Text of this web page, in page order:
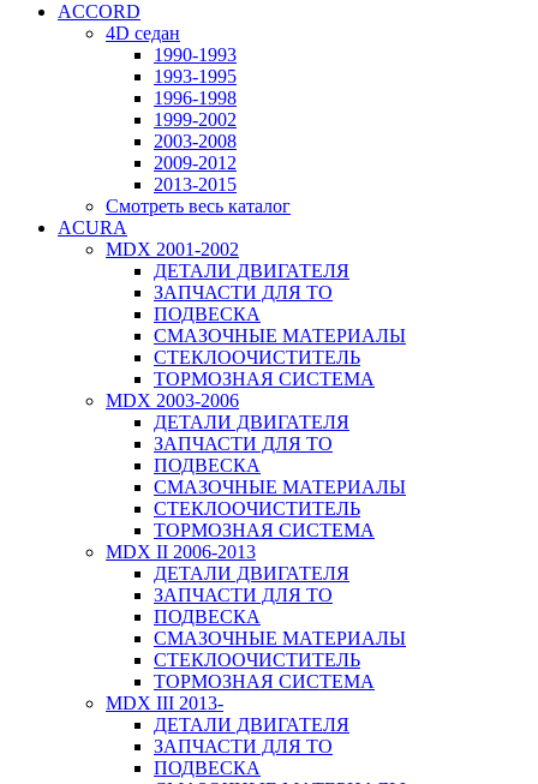
ACCORD
4D седан
1990-1993
1993-1995
1996-1998
1999-2002
2003-2008
2009-2012
2013-2015
Смотреть весь каталог
ACURA
MDX 2001-2002
ДЕТАЛИ ДВИГАТЕЛЯ
ЗАПЧАСТИ ДЛЯ ТО
ПОДВЕСКА
СМАЗОЧНЫЕ МАТЕРИАЛЫ
СТЕКЛООЧИСТИТЕЛЬ
ТОРМОЗНАЯ СИСТЕМА
MDX 2003-2006
ДЕТАЛИ ДВИГАТЕЛЯ
ЗАПЧАСТИ ДЛЯ ТО
ПОДВЕСКА
СМАЗОЧНЫЕ МАТЕРИАЛЫ
СТЕКЛООЧИСТИТЕЛЬ
ТОРМОЗНАЯ СИСТЕМА
MDX II 2006-2013
ДЕТАЛИ ДВИГАТЕЛЯ
ЗАПЧАСТИ ДЛЯ ТО
ПОДВЕСКА
СМАЗОЧНЫЕ МАТЕРИАЛЫ
СТЕКЛООЧИСТИТЕЛЬ
ТОРМОЗНАЯ СИСТЕМА
MDX III 2013-
ДЕТАЛИ ДВИГАТЕЛЯ
ЗАПЧАСТИ ДЛЯ ТО
ПОДВЕСКА